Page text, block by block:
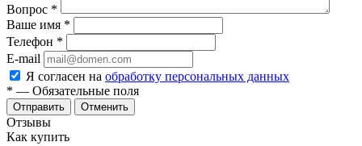
Вопрос *
Ваше имя *
Телефон *
E-mail
Я согласен на обработку персональных данных
* — Обязательные поля
Отменить
Отзывы
Как купить